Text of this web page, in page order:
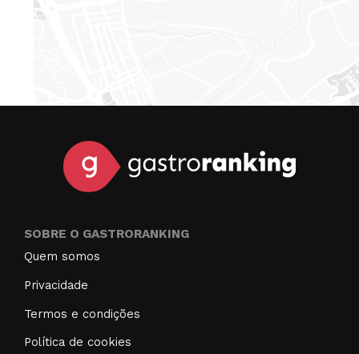
SOBRE O GASTRORANKING
Quem somos
Privacidade
Termos e condições
Política de cookies